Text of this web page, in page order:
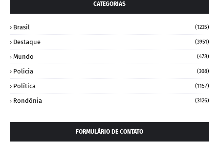
CATEGORIAS
Brasil (1235)
Destaque (3951)
Mundo (478)
Policia (308)
Política (1157)
Rondônia (3126)
FORMULÁRIO DE CONTATO